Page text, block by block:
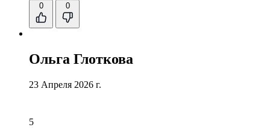
0 0
Ольга Глоткова
23 Апреля 2026 г.
5